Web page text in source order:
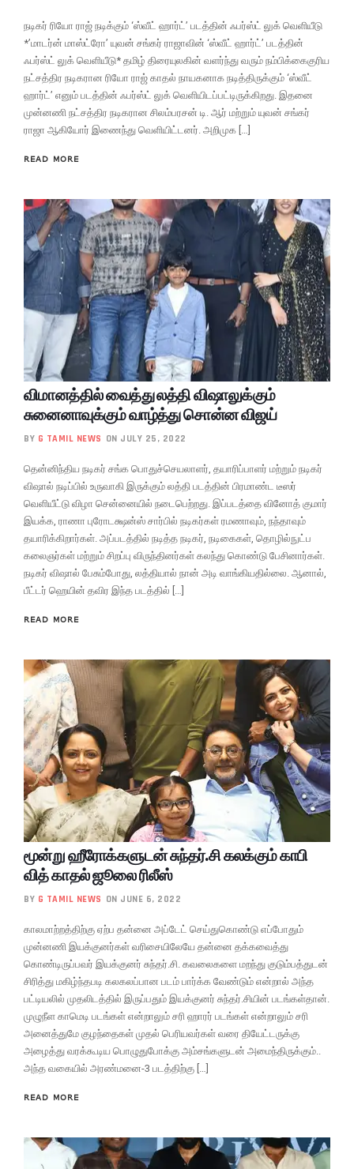
நடிகர் ரியோ ராஜ் நடிக்கும் ‘ஸ்வீட் ஹார்ட்’ படத்தின் ஃபர்ஸ்ட் லுக் வெளியீடு
*’மாடர்ன் மாஸ்ட்ரோ’ யுவன் சங்கர் ராஜாவின் ‘ஸ்வீட் ஹார்ட்’ படத்தின்
ஃபர்ஸ்ட் லுக் வெளியீடு* தமிழ் திரையுலகின் வளர்ந்து வரும் நம்பிக்கைகுரிய
நட்சத்திர நடிகரான ரியோ ராஜ் காதல் நாயகனாக நடித்திருக்கும் ‘ஸ்வீட்
ஹார்ட்’ எனும் படத்தின் ஃபர்ஸ்ட் லுக் வெளியிடப்பட்டிருக்கிறது. இதனை
முன்னணி நட்சத்திர நடிகரான சிலம்பரசன் டி. ஆர் மற்றும் யுவன் சங்கர்
ராஜா ஆகியோர் இணைந்து வெளியிட்டனர். அறிமுக […]
READ MORE
விமானத்தில் வைத்து லத்தி விஷாலுக்கும்
சுனைனாவுக்கும் வாழ்த்து சொன்ன விஜய்
BY G TAMIL NEWS ON JULY 25, 2022
தென்னிந்திய நடிகர் சங்க பொதுச்செயலாளர், தயாரிப்பாளர் மற்றும் நடிகர்
விஷால் நடிப்பில் உருவாகி இருக்கும் லத்தி படத்தின் பிரமாண்ட டீஸர்
வெளியீட்டு விழா சென்னையில் நடைபெற்றது. இப்படத்தை வினோத் குமார்
இயக்க, ராணா புரோடக்ஷன்ஸ் சார்பில் நடிகர்கள் ரமணாவும், நந்தாவும்
தயாரிக்கிறார்கள். அப்படத்தில் நடித்த நடிகர், நடிகைகள், தொழில்நுட்ப
கலைஞர்கள் மற்றும் சிறப்பு விருந்தினர்கள் கலந்து கொண்டு பேசினார்கள்.
நடிகர் விஷால் பேசும்போது, லத்தியால் நான் அடி வாங்கியதில்லை. ஆனால்,
பீட்டர் ஹெயின் தவிர இந்த படத்தில் […]
READ MORE
மூன்று ஹீரோக்களுடன் சுந்தர்.சி கலக்கும் காபி
வித் காதல் ஜூலை ரிலீஸ்
BY G TAMIL NEWS ON JUNE 6, 2022
காலமாற்றத்திற்கு ஏற்ப தன்னை அப்டேட் செய்துகொண்டு எப்போதும்
முன்னணி இயக்குனர்கள் வரிசையிலேயே தன்னை தக்கவைத்து
கொண்டிருப்பவர் இயக்குனர் சுந்தர்.சி. கவலைகளை மறந்து குடும்பத்துடன்
சிரித்து மகிழ்ந்தபடி கலகலப்பான படம் பார்க்க வேண்டும் என்றால் அந்த
பட்டியலில் முதலிடத்தில் இருப்பதும் இயக்குனர் சுந்தர்.சியின் படங்கள்தான்.
முழுநீள காமெடி படங்கள் என்றாலும் சரி ஹாரர் படங்கள் என்றாலும் சரி
அனைத்துமே குழந்தைகள் முதல் பெரியவர்கள் வரை தியேட்டருக்கு
அழைத்து வரக்கூடிய பொழுதுபோக்கு அம்சங்களுடன் அமைந்திருக்கும்..
அந்த வகையில் அரண்மனை-3 படத்திற்கு […]
READ MORE